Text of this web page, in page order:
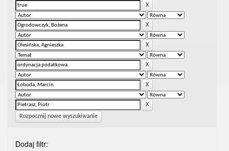
Rozpocznij nowe wyszukiwanie
Dodaj filtr: